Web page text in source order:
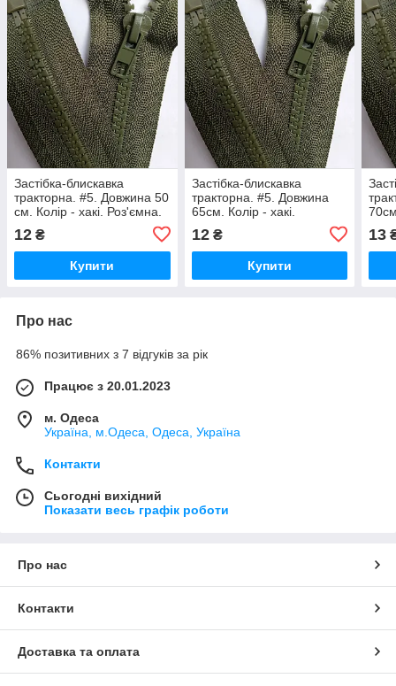
Застібка-блискавка
тракторна. #5. Довжина 50
см. Колір - хакі. Роз'ємна.
12 ₴
Купити
Застібка-блискавка
тракторна. #5. Довжина
65см. Колір - хакі.
12₴
Купити
13
Про нас
86% позитивних з 7 відгуків за рік
Працює з 20.01.2023
м. Одеса
Україна, м.Одеса, Одеса, Україна
Контакти
Сьогодні вихідний
Показати весь графік роботи
Про нас
Контакти
Доставка та оплата